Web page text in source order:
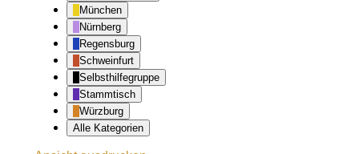
München
Nürnberg
Regensburg
Schweinfurt
Selbsthilfegruppe
Stammtisch
Würzburg
Alle Kategorien